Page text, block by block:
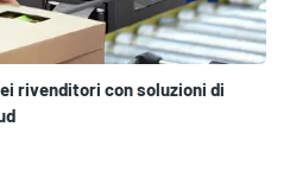
rivenditori con soluzioni di